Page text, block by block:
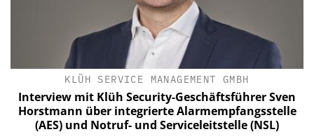
KLÜH SERVICE MANAGEMENT GMBH
Interview mit Klüh Security-Geschäftsführer Sven
Horstmann über integrierte Alarmempfangsstelle
(AES) und Notruf- und Serviceleitstelle (NSL)